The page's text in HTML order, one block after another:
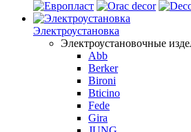
Электроустановка
Электроустановочные
Abb
Berker
Bironi
Bticino
Fede
Gira